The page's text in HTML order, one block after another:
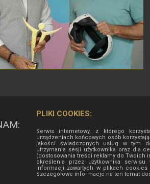
PLIKI COOKIES:
Serwis internetowy, z którego
urządzeniach końcowych osób
jakości świadczonych usług w tym
utrzymania sesji użytkownika oraz dla
(dostosowania treści reklamy do Twoich
określenia przez użytkownika
informacji zawartych w plikach cookies
Szczegółowe informacje na ten temat